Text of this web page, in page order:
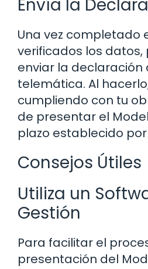
Envía la
Una vez completado
verificados los datos,
enviar la declaración
telemática. Al
cumpliendo con tu
de presentar el
plazo establecido por
Consejos Útiles
Utiliza un
Gestión
Para facilitar el
presentación del